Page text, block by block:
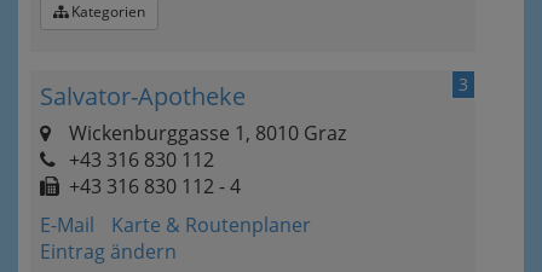
Kategorien
3
Salvator-Apotheke
Wickenburggasse 1, 8010 Graz
+43 316 830 112
+43 316 830 112 - 4
E-Mail
Karte & Routenplaner
Eintrag ändern